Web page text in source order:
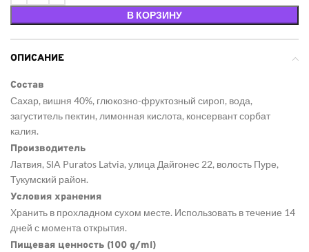
В КОРЗИНУ
ОПИСАНИЕ
Состав
Сахар, вишня 40%, глюкозно-фруктозный сироп, вода,
загуститель пектин, лимонная кислота, консервант сорбат
калия.
Производитель
Латвия, SIA Puratos Latvia, улица Дайгонес 22, волость Пуре,
Тукумский район.
Условия хранения
Хранить в прохладном сухом месте. Использовать в течение 14
дней с момента открытия.
Пищевая ценность (100 g/ml)